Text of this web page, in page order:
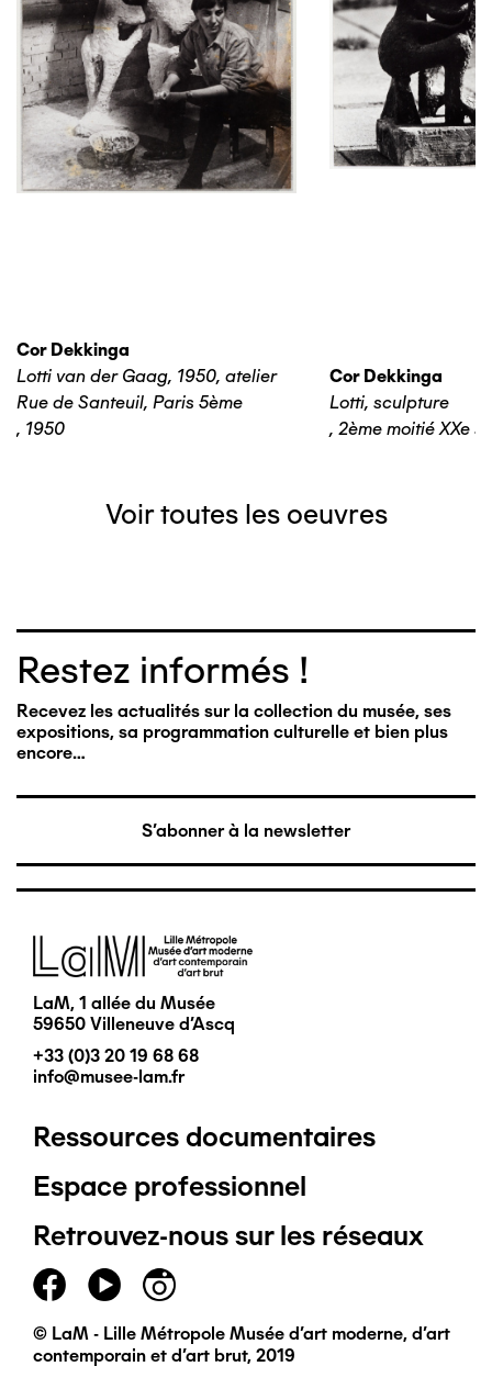
Cor Dekkinga
Lotti van der Gaag, 1950, atelier
Rue de Santeuil, Paris 5ème
, 1950
Cor Dekkinga
Lotti, sculpture
, 2ème moitié XXe
Voir toutes les oeuvres
Restez informés !
Recevez les actualités sur la collection du musée, ses
expositions, sa programmation culturelle et bien plus
encore…
S'abonner à la newsletter
Image
LaM, 1 allée du Musée
59650 Villeneuve d'Ascq
+33 (0)3 20 19 68 68
info@musee-lam.fr
Pied
de
page
principal
Ressources documentaires
Espace professionnel
Retrouvez-nous sur les réseaux
© LaM - Lille Métropole Musée d'art moderne, d'art
contemporain et d'art brut, 2019